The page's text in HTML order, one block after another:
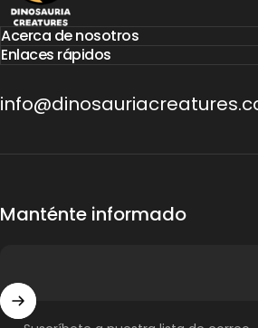
Acerca de nosotros
Enlaces rápidos
Manténte informado